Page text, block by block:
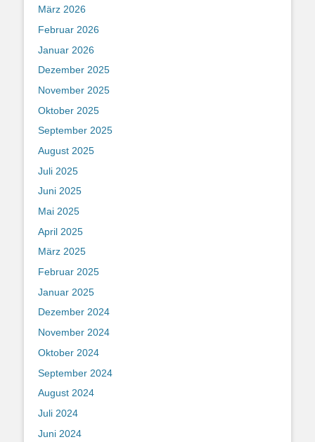
März 2026
Februar 2026
Januar 2026
Dezember 2025
November 2025
Oktober 2025
September 2025
August 2025
Juli 2025
Juni 2025
Mai 2025
April 2025
März 2025
Februar 2025
Januar 2025
Dezember 2024
November 2024
Oktober 2024
September 2024
August 2024
Juli 2024
Juni 2024